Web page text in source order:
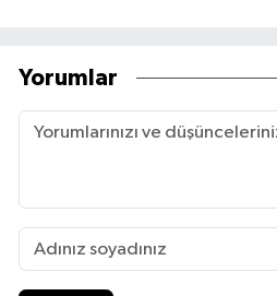
Yorumlar